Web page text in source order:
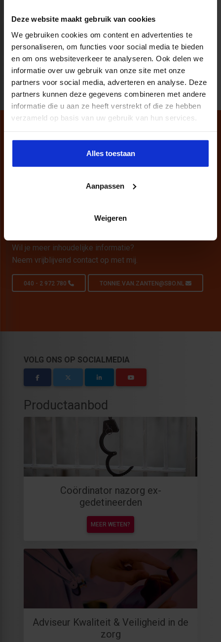
Deze website maakt gebruik van cookies
We gebruiken cookies om content en advertenties te
personaliseren, om functies voor social media te bieden
en om ons websiteverkeer te analyseren. Ook delen we
informatie over uw gebruik van onze site met onze
partners voor social media, adverteren en analyse. Deze
partners kunnen deze gegevens combineren met andere
informatie die u aan ze heeft verstrekt of die ze hebben
verzameld op basis van uw gebruik van hun services.
Alles toestaan
Aanpassen
Weigeren
« 1(current)
2 3 »
Persoonlijk opleidingsadvies nodig?
Wil je meer inhoudelijke informatie?
Neem vrijblijvend contact op met mij.
040 - 2 972 780 TONNIE.VAN.ZANTEN@SBO.NL
VOLG ONS OP SOCIALMEDIA
Productaanbod
Coördinator nazorg ex-
gedetineerden
MEER WETEN?
Adviseur Kwaliteit & Veiligheid in de
zorg